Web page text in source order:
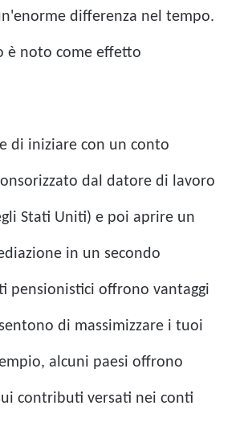
differenza nel tempo.
è noto come effetto
di iniziare con un conto
dal datore di lavoro
Stati Uniti) e poi aprire un
in un secondo
pensionistici offrono vantaggi
di massimizzare i tuoi
alcuni paesi offrono
contributi versati nei conti